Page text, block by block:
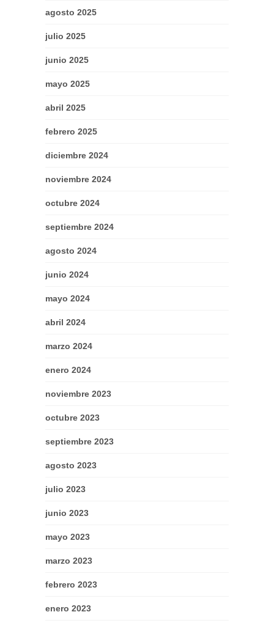
agosto 2025
julio 2025
junio 2025
mayo 2025
abril 2025
febrero 2025
diciembre 2024
noviembre 2024
octubre 2024
septiembre 2024
agosto 2024
junio 2024
mayo 2024
abril 2024
marzo 2024
enero 2024
noviembre 2023
octubre 2023
septiembre 2023
agosto 2023
julio 2023
junio 2023
mayo 2023
marzo 2023
febrero 2023
enero 2023